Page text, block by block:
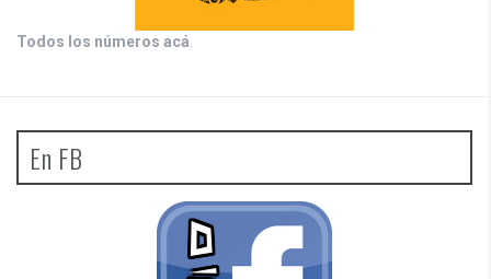
Todos los números acá.
En FB